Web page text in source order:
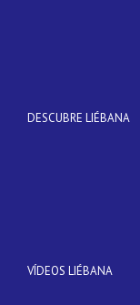
DESCUBRE LIÉBANA
VÍDEOS LIÉBANA